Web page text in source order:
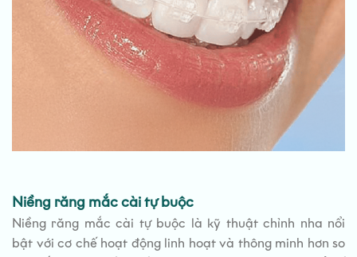
Niềng răng mắc cài tự buộc
Niềng răng mắc cài tự buộc là kỹ thuật chỉnh nha nổi
bật với cơ chế hoạt động linh hoạt và thông minh hơn so